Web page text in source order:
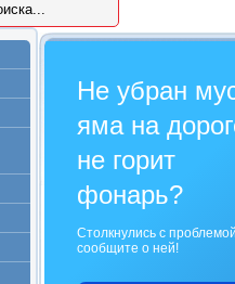
Не убран
яма на
не горит
фонарь?
Столкнулись с
сообщите о ней!